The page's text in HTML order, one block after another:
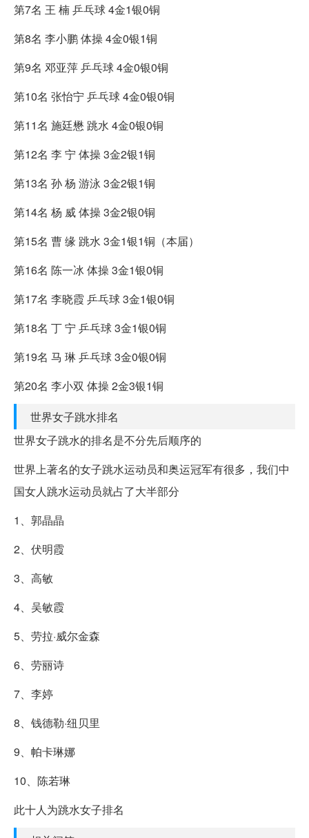
第7名 王 楠 乒乓球 4金1银0铜
第8名 李小鹏 体操 4金0银1铜
第9名 邓亚萍 乒乓球 4金0银0铜
第10名 张怡宁 乒乓球 4金0银0铜
第11名 施廷懋 跳水 4金0银0铜
第12名 李 宁 体操 3金2银1铜
第13名 孙 杨 游泳 3金2银1铜
第14名 杨 威 体操 3金2银0铜
第15名 曹 缘 跳水 3金1银1铜（本届）
第16名 陈一冰 体操 3金1银0铜
第17名 李晓霞 乒乓球 3金1银0铜
第18名 丁 宁 乒乓球 3金1银0铜
第19名 马 琳 乒乓球 3金0银0铜
第20名 李小双 体操 2金3银1铜
世界女子跳水排名
世界女子跳水的排名是不分先后顺序的
世界上著名的女子跳水运动员和奥运冠军有很多，我们中
国女人跳水运动员就占了大半部分
1、郭晶晶
2、伏明霞
3、高敏
4、吴敏霞
5、劳拉·威尔金森
6、劳丽诗
7、李婷
8、钱德勒·纽贝里
9、帕卡琳娜
10、陈若琳
此十人为跳水女子排名